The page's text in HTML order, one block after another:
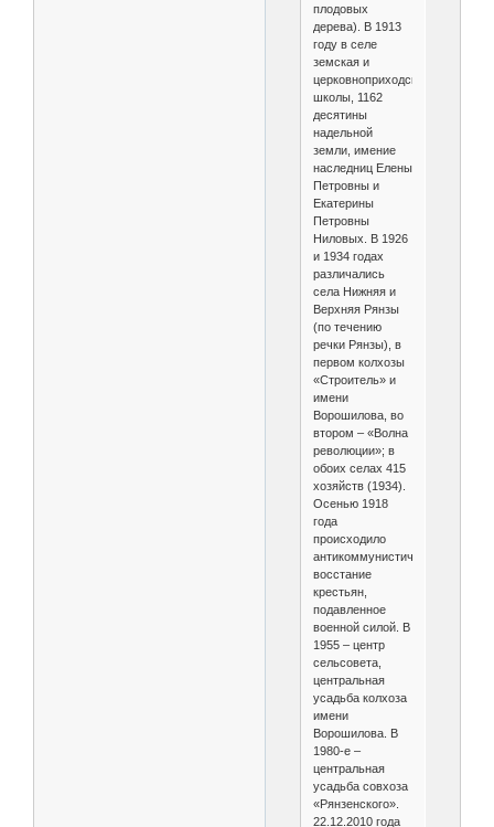
плодовых
дерева). В 1913
году в селе
земская и
церковноприходская
школы, 1162
десятины
надельной
земли, имение
наследниц Елены
Петровны и
Екатерины
Петровны
Ниловых. В 1926
и 1934 годах
различались
села Нижняя и
Верхняя Рянзы
(по течению
речки Рянзы), в
первом колхозы
«Строитель» и
имени
Ворошилова, во
втором – «Волна
революции»; в
обоих селах 415
хозяйств (1934).
Осенью 1918
года
происходило
антикоммунистическое
восстание
крестьян,
подавленное
военной силой. В
1955 – центр
сельсовета,
центральная
усадьба колхоза
имени
Ворошилова. В
1980-е –
центральная
усадьба совхоза
«Рянзенского».
22.12.2010 года